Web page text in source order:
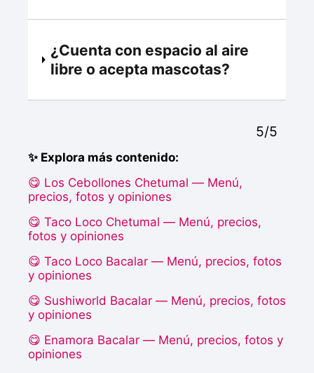
¿Cuenta con espacio al aire
libre o acepta mascotas?
5/5
✨ Explora más contenido:
😋 Los Cebollones Chetumal — Menú,
precios, fotos y opiniones
😋 Taco Loco Chetumal — Menú, precios,
fotos y opiniones
😋 Taco Loco Bacalar — Menú, precios, fotos
y opiniones
😋 Sushiworld Bacalar — Menú, precios, fotos
y opiniones
😋 Enamora Bacalar — Menú, precios, fotos y
opiniones